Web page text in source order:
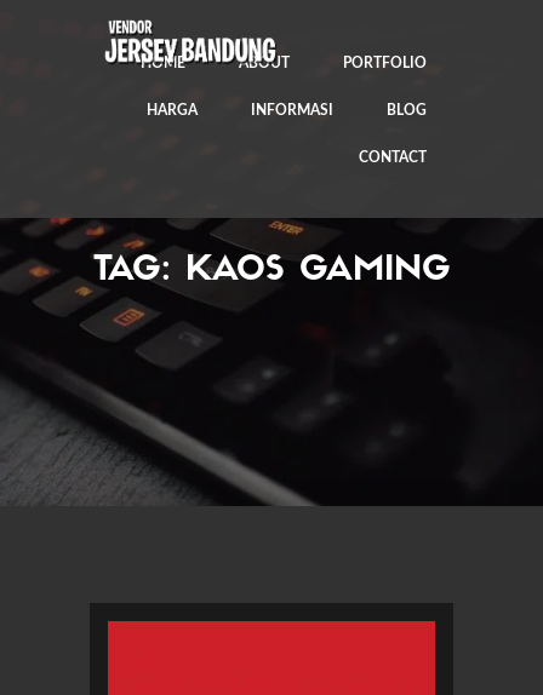
HOME ABOUT PORTFOLIO
HARGA INFORMASI BLOG
CONTACT
TAG: KAOS GAMING